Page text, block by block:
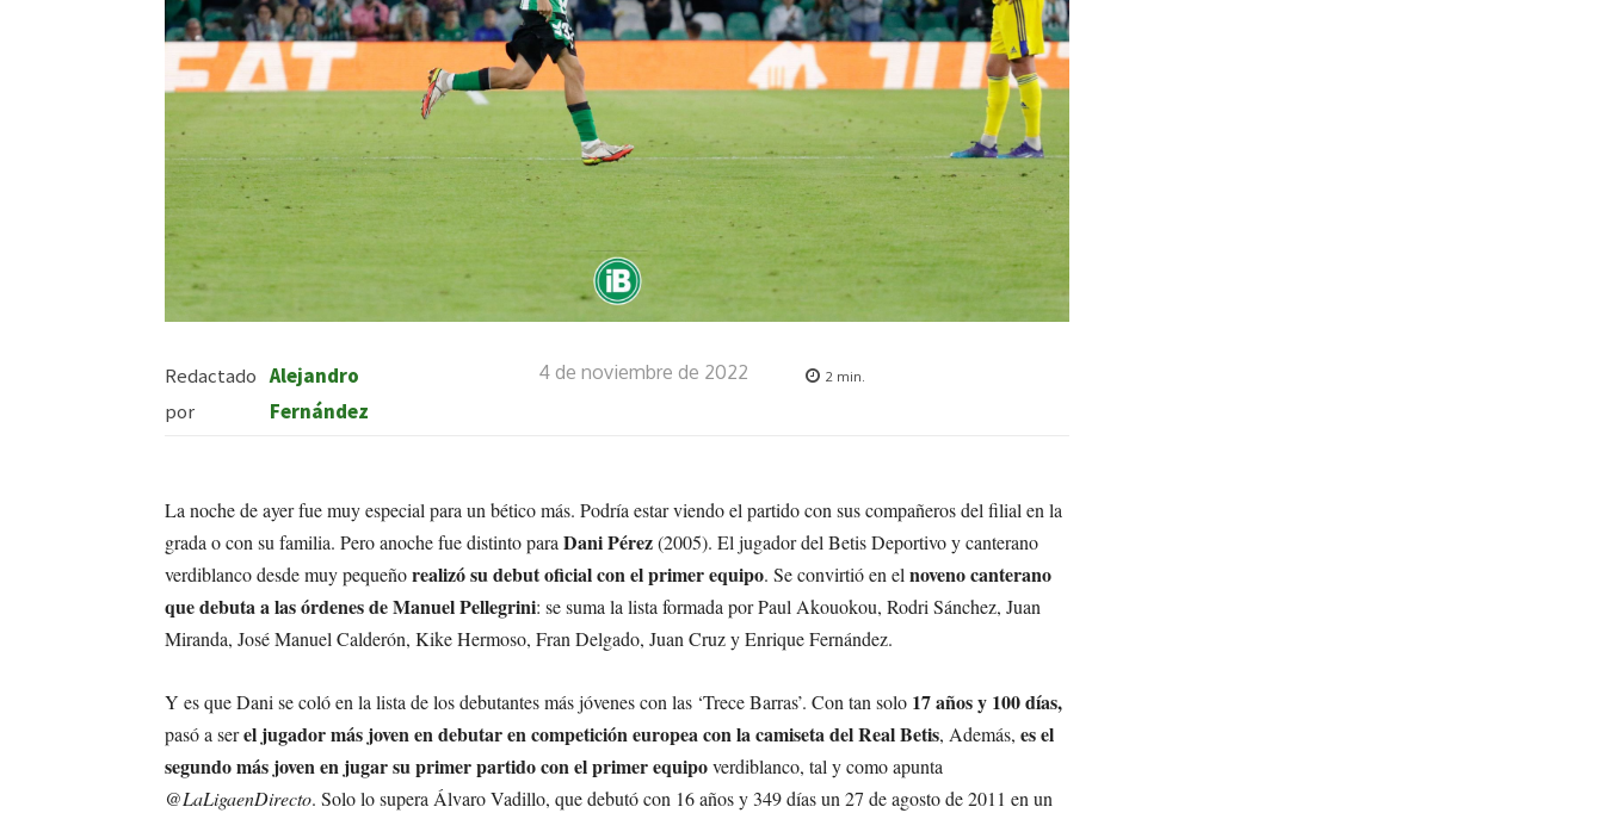
Redactado
por
Alejandro
Fernández
4 de noviembre de 2022 2 min.
La noche de ayer fue muy especial para un bético más. Podría estar viendo el partido con sus compañeros del filial en la
grada o con su familia. Pero anoche fue distinto paraDani Pérez(2005). El jugador del Betis Deportivo y canterano
verdiblanco desde muy pequeñorealizó su debut oficial con el primer equipo. Se convirtió en elnoveno canterano
que debuta a las órdenes de Manuel Pellegrini: se suma la lista formada por Paul Akouokou, Rodri Sánchez, Juan
Miranda, José Manuel Calderón, Kike Hermoso, Fran Delgado, Juan Cruz y Enrique Fernández.
Y es que Dani se coló en la lista de los debutantes más jóvenes con las ‘Trece Barras’. Con tan solo 17 años y 100 días,
pasó a serel jugador más joven en debutar en competición europea con la camiseta del Real Betis, Además, es el
segundo más joven en jugar su primer partido con el primer equipoverdiblanco, tal y como apunta
@LaLigaenDirecto. Solo lo supera Álvaro Vadillo, que debutó con 16 años y 349 días un 27 de agosto de 2011 en un